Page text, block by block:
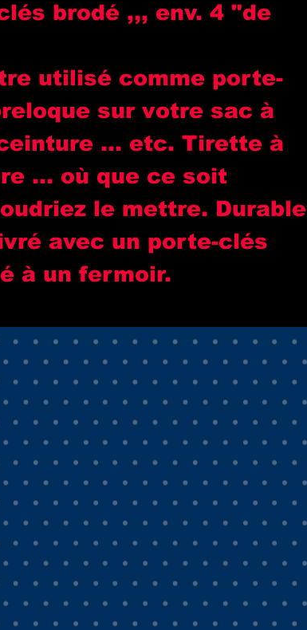
brodé ,,, env. 4 "de
utilisé comme porte-
sur votre sac à
... etc. Tirette à
... où que ce soit
le mettre. Durable
avec un porte-clés
à un fermoir.